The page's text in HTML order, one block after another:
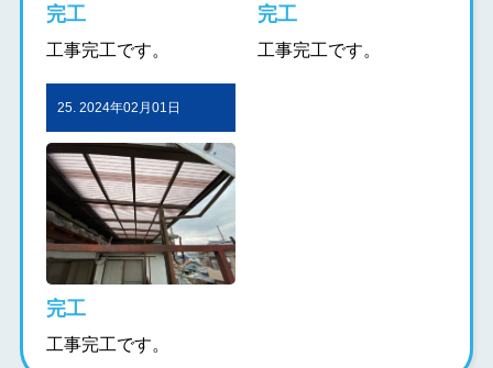
完工
工事完工です。
完工
工事完工です。
25. 2024年02月01日
完工
工事完工です。